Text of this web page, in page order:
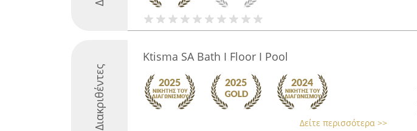
Διακριθέντες
Ktisma SA Bath I Floor I Pool
Δείτε περισσότερα >>